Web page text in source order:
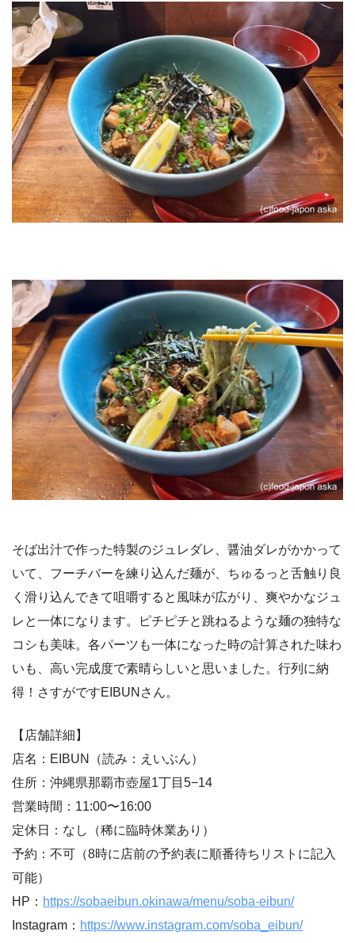
そば出汁で作った特製のジュレダレ、醤油ダレがかかって
いて、フーチバーを練り込んだ麺が、ちゅるっと舌触り良
く滑り込んできて咀嚼すると風味が広がり、爽やかなジュ
レと一体になります。ピチピチと跳ねるような麺の独特な
コシも美味。各パーツも一体になった時の計算された味わ
いも、高い完成度で素晴らしいと思いました。行列に納
得！さすがですEIBUNさん。
【店舗詳細】
店名：EIBUN（読み：えいぶん）
住所：沖縄県那覇市壺屋1丁目5−14
営業時間：11:00〜16:00
定休日：なし（稀に臨時休業あり）
予約：不可（8時に店前の予約表に順番待ちリストに記入
可能）
HP： https://sobaeibun.okinawa/menu/soba-eibun/
Instagram： https://www.instagram.com/soba_eibun/